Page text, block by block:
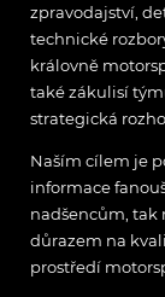
zpravodajství,
technické
královně
také zákulisí
strategická
Naším cílem je
informace
nadšencům, tak
důrazem na
prostředí